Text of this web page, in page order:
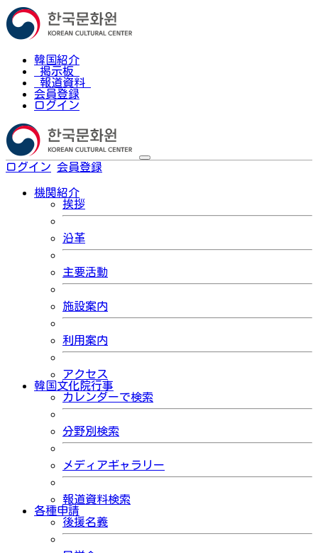
韓国紹介
掲示板
報道資料
会員登録
ログイン
ログイン 会員登録
機関紹介
挨拶
沿革
主要活動
施設案内
利用案内
アクセス
韓国文化院行事
カレンダーで検索
分野別検索
メディアギャラリー
報道資料検索
各種申請
後援名義